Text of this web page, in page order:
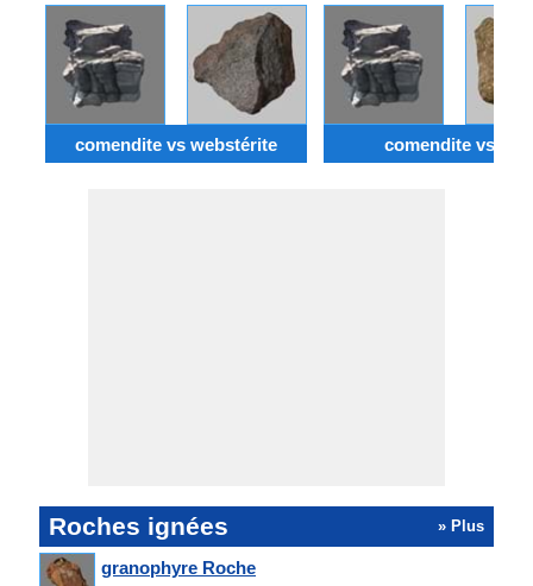
comendite vs webstérite comendite vs Tuf
Roches ignées » Plus
granophyre Roche